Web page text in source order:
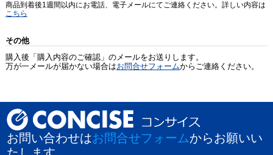
商品到着後1週間以内にお電話、電子メールにてご連絡ください。詳しい内容は
こちら
その他
購入後「購入内容のご確認」のメールをお送りします。
万が一メールが届かない場合はお問合せフォームからご連絡ください。
お問い合わせはお問合せフォームからお願いい
たします